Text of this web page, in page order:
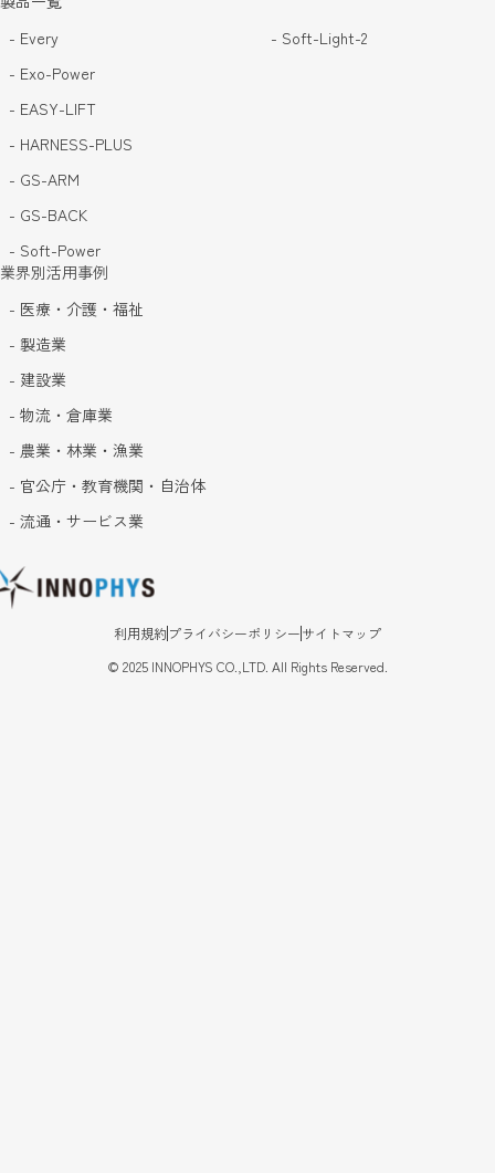
- Every
- Exo-Power
- EASY-LIFT
- HARNESS-PLUS
- GS-ARM
- GS-BACK
- Soft-Power
- Soft-Light-2
業界別活用事例
- 医療・介護・福祉
- 製造業
- 建設業
- 物流・倉庫業
- 農業・林業・漁業
- 官公庁・教育機関・自治体
- 流通・サービス業
利用規約 プライバシーポリシーサイトマップ
© 2025 INNOPHYS CO.,LTD. All Rights Reserved.